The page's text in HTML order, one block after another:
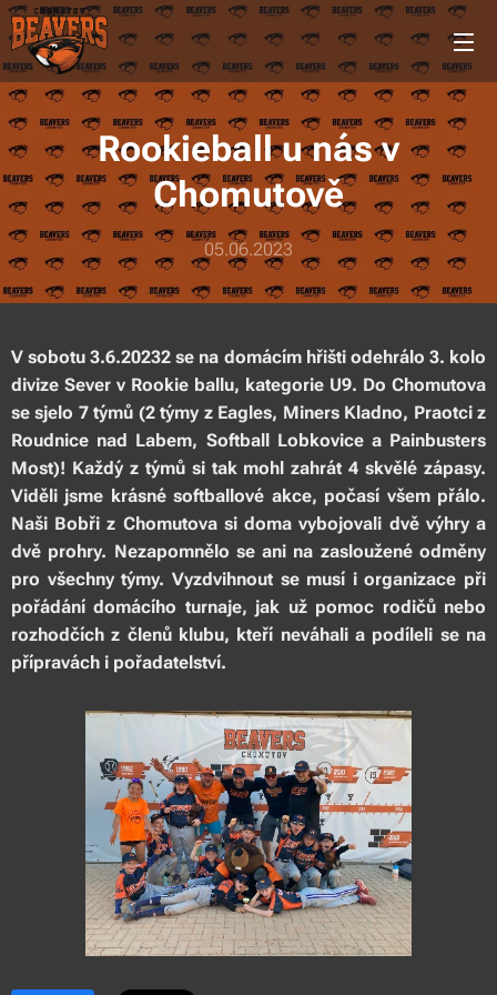
Rookieball u nás v
Chomutově
05.06.2023
V sobotu 3.6.20232 se na domácím hřišti odehrálo 3. kolo
divize Sever v Rookie ballu, kategorie U9. Do Chomutova
se sjelo 7 týmů (2 týmy z Eagles, Miners Kladno, Praotci z
Roudnice nad Labem, Softball Lobkovice a Painbusters
Most)! Každý z týmů si tak mohl zahrát 4 skvělé zápasy.
Viděli jsme krásné softballové akce, počasí všem přálo.
Naši Bobři z Chomutova si doma vybojovali dvě výhry a
dvě prohry. Nezapomnělo se ani na zasloužené odměny
pro všechny týmy. Vyzdvihnout se musí i organizace při
pořádání domácího turnaje, jak už pomoc rodičů nebo
rozhodčích z členů klubu, kteří neváhali a podíleli se na
přípravách i pořadatelství.